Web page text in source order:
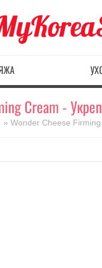
Cream -
» Wonder Cheese